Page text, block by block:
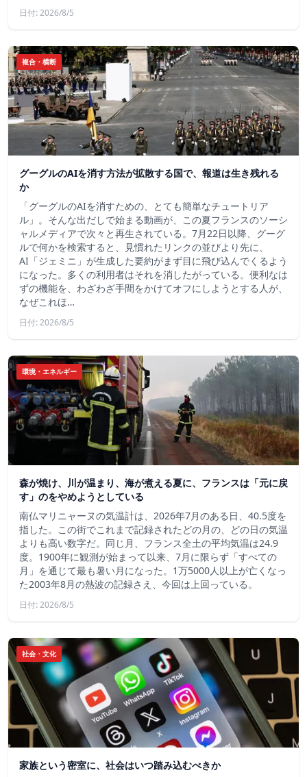
日付: 2026/8/5
複合・横断
グーグルのAIを消す方法が拡散する国で、報道は生き残れる
か
「グーグルのAIを消すための、とても簡単なチュートリア
ル」。そんな出だしで始まる動画が、この夏フランスのソーシ
ャルメディアで次々と再生されている。7月22日以降、グーグ
ルで何かを検索すると、見慣れたリンクの並びより先に、
AI「ジェミニ」が生成した要約がまず目に飛び込んでくるよう
になった。多くの利用者はそれを消したがっている。便利なは
ずの機能を、わざわざ手間をかけてオフにしようとする人が、
なぜこれほ…
日付: 2026/8/5
環境・エネルギー
森が焼け、川が温まり、海が煮える夏に、フランスは「元に戻
す」のをやめようとしている
南仏マリニャーヌの気温計は、2026年7月のある日、40.5度を
指した。この街でこれまで記録されたどの月の、どの日の気温
よりも高い数字だ。同じ月、フランス全土の平均気温は24.9
度。1900年に観測が始まって以来、7月に限らず「すべての
月」を通じて最も暑い月になった。1万5000人以上が亡くなっ
た2003年8月の熱波の記録さえ、今回は上回っている。
日付: 2026/8/5
社会・文化
家族という密室に、社会はいつ踏み込むべきか